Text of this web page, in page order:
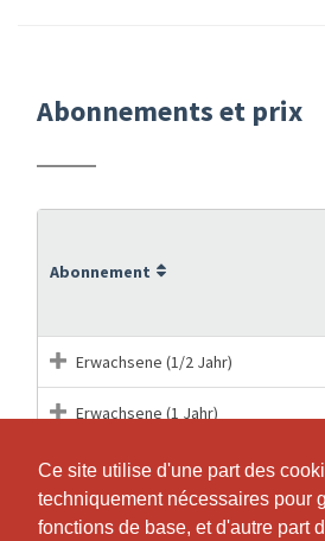
Ce site utilise d'une part des
techniquement nécessaires pour
fonctions de base, et d'autre part
Ce site utilise d'une part des
techniquement nécessaires pour
fonctions de base, et d'autre part
Abonnements et prix
Abonnement
Erwachsene (1/2 Jahr)
Erwachsene (1 Jahr)
Probetraining